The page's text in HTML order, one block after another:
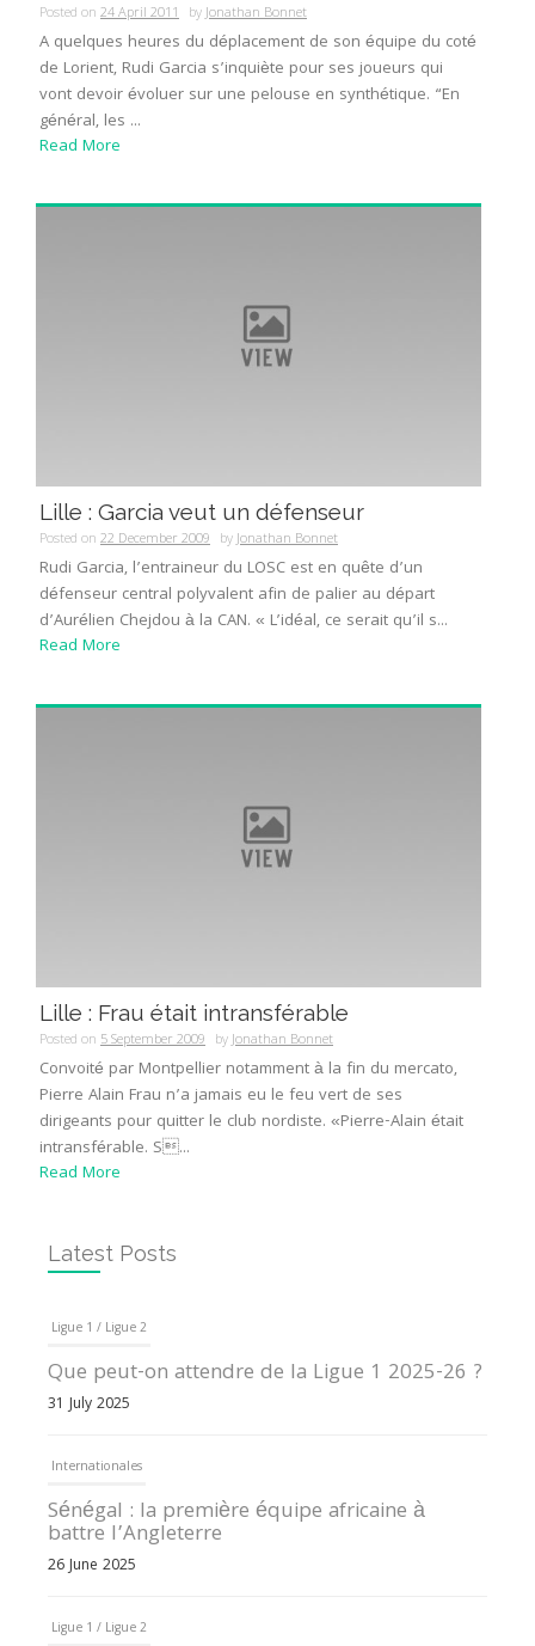
Posted on 24 April 2011 byJonathan Bonnet
A quelques heures du déplacement de son équipe du coté
de Lorient, Rudi Garcia s’inquiète pour ses joueurs qui
vont devoir évoluer sur une pelouse en synthétique. “En
général, les ...
Read More
Lille : Garcia veut un défenseur
Posted on 22 December 2009 byJonathan Bonnet
Rudi Garcia, l’entraineur du LOSC est en quête d’un
défenseur central polyvalent afin de palier au départ
d’Aurélien Chejdou à la CAN. « L’idéal, ce serait qu’il s...
Read More
Lille : Frau était intransférable
Posted on 5 September 2009 byJonathan Bonnet
Convoité par Montpellier notamment à la fin du mercato,
Pierre Alain Frau n’a jamais eu le feu vert de ses
dirigeants pour quitter le club nordiste. «Pierre-Alain était
intransférable. S...
Read More
Latest Posts
Ligue 1 / Ligue 2
Que peut-on attendre de la Ligue 1 2025-26 ?
31 July 2025
Internationales
Sénégal : la première équipe africaine à
battre l’Angleterre
26 June 2025
Ligue 1 / Ligue 2